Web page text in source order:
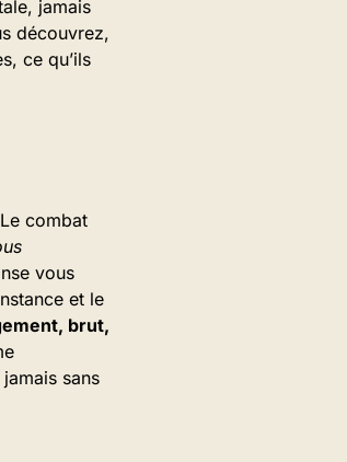
jamais
découvrez,
ce qu’ils
combat
vous
et le
brut,
sans